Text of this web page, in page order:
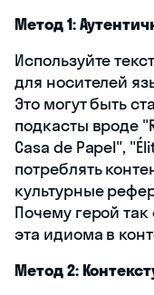
Метод 1:
Используйте
для носителей
Это могут быть
подкасты вроде
Casa de Papel",
потреблять
культурные
Почему герой так
эта идиома в
Метод 2: